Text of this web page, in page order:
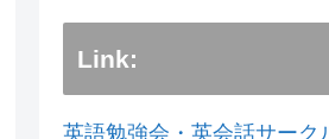
Link:
英語勉強会・英会話サーク